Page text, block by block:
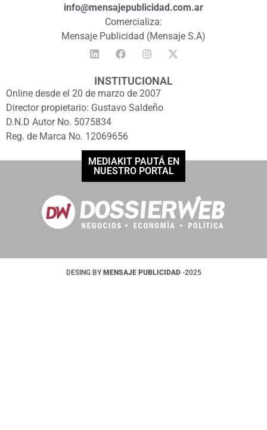
info@mensajepublicidad.com.ar
Comercializa:
Mensaje Publicidad (Mensaje S.A)
INSTITUCIONAL
Online desde el 20 de marzo de 2007
Director propietario: Gustavo Saldeño
D.N.D Autor No. 5075834
Reg. de Marca No. 12069656
MEDIAKIT PAUTÁ EN
NUESTRO PORTAL
DESING BY MENSAJE PUBLICIDAD -2025